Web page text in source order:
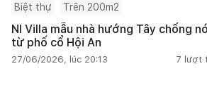
Biệt thự Trên 200m2
NI Villa mẫu nhà hướng Tây chống
từ phố cổ Hội An
27/06/2026, lúc 20:13 7 lượt